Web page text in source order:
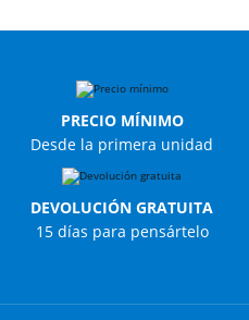
PRECIO MÍNIMO
Desde la primera unidad
DEVOLUCIÓN GRATUITA
15 días para pensártelo